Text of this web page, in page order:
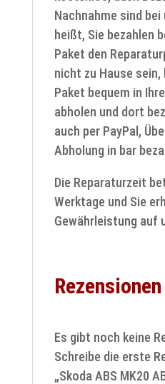
Nachnahme sind bei
heißt, Sie bezahlen
Paket den
nicht zu Hause sein,
Paket bequem in
abholen und dort
auch per PayPal,
Abholung in bar
Die Reparaturzeit
Werktage und Sie
Gewährleistung auf
Rezensionen
Es gibt noch keine
Schreibe die erste
„Skoda ABS MK20